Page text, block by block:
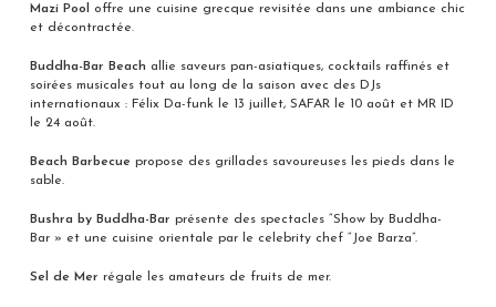
Mazi Pool
offre une cuisine grecque revisitée dans une ambiance chic
et décontractée.
Buddha-Bar Beach allie saveurs pan-asiatiques, cocktails raffinés et
soirées musicales tout au long de la saison avec des DJs
internationaux : Félix Da-funk le 13 juillet, SAFAR le 10 août et MR ID
le 24 août.
Beach Barbecue propose des grillades savoureuses les pieds dans le
sable.
Bushra by Buddha-Bar présente des spectacles “Show by Buddha-
Bar » et une cuisine orientale par le celebrity chef “Joe Barza”.
Sel de Mer régale les amateurs de fruits de mer.